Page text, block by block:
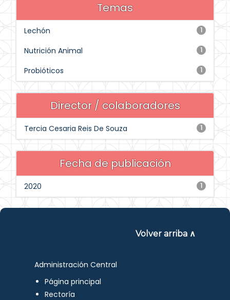
Temas
1
Lechón
1
Nutrición Animal
1
Probióticos
Director / colaboradores
1
Tercia Cesaria Reis De Souza
Fecha de publicación
1
2020
Volver arriba ∧
Administración Central
Página principal
Rectoría